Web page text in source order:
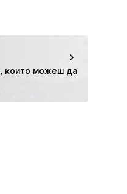
, които можеш да